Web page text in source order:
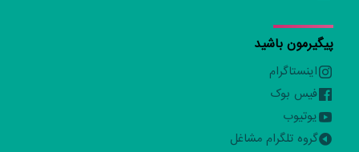
پیگیرمون باشید
اینستاگرام
فیس بوک
یوتیوب
گروه تلگرام مشاغل